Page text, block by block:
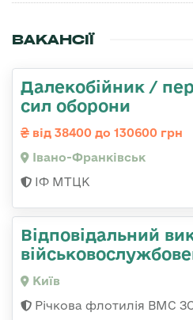
ВАКАНСІЇ
Далекобійник /
сил оборони
від 38400 до 130600 грн
Івано-Франківськ
ІФ МТЦК
Відповідальний
Київ
Річкова флотилія ВМС